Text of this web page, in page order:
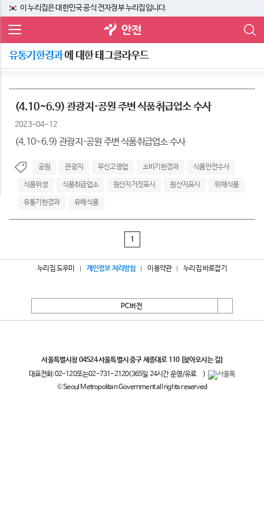
이 누리집은 대한민국 공식 전자정부 누리집입니다.
안전
유통기한경과에 대한 태그클라우드
(4.10~6.9) 관광지·공원 주변 식품취급업소 수사
2023-04-12
(4.10~6.9) 관광지·공원 주변 식품취급업소 수사
공원 관광지 무신고영업 소비기한경과 식품안전수사
식품위생 식품취급업소 원산지거짓표시 원산지표시 위해식품
유통기한경과 유해식품
1
누리집 도우미 개인정보 처리방침 이용약관 누리집 바로잡기
PC버전
서울특별시청 04524 서울특별시 중구 세종대로 110 [찾아오시는 길]
대표전화:02-120또는02-731-2120(365일 24시간 운영/유료
)
© Seoul Metropolitan Government all rights reserved